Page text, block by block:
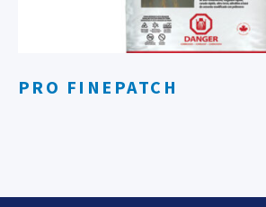
PRO FINEPATCH